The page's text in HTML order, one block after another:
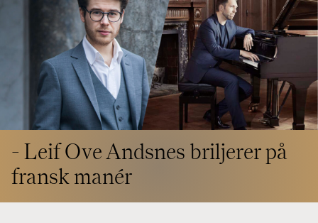
TSOs venner
Bærekraft & samfunn
TSO mot 2030
Barn & unge
TSO talent
Princess Astrid International Music Competition
Jobbe hos oss
Samarbeidspartnere
Nyheter
- Leif Ove Andsnes briljerer på
fransk manér